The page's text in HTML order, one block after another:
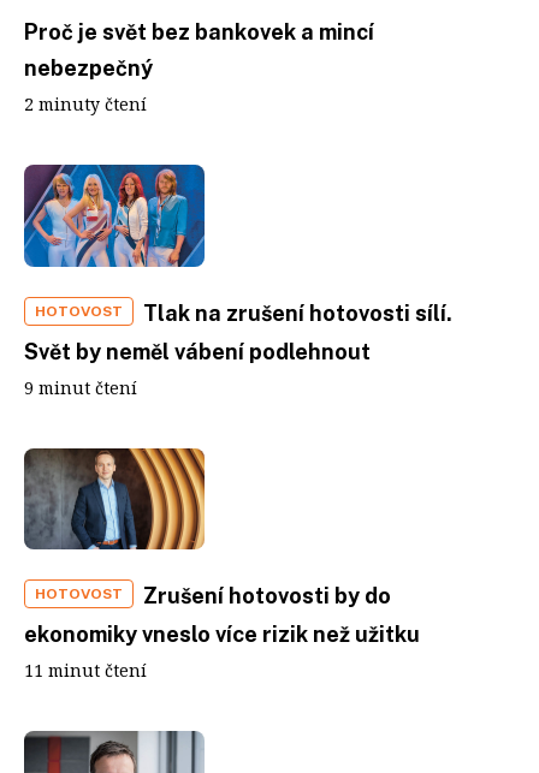
Proč je svět bez bankovek a mincí
nebezpečný
2 minuty čtení
HOTOVOST
Tlak na zrušení hotovosti sílí.
Svět by neměl vábení podlehnout
9 minut čtení
HOTOVOST
Zrušení hotovosti by do
ekonomiky vneslo více rizik než užitku
11 minut čtení